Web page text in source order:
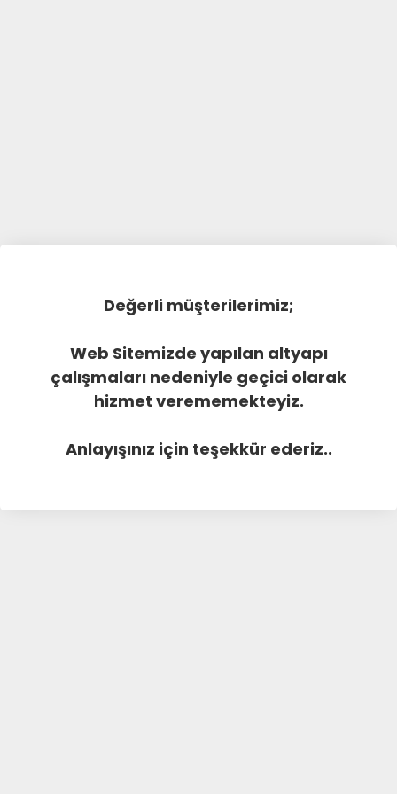
Değerli müşterilerimiz;
Web Sitemizde yapılan altyapı
çalışmaları nedeniyle geçici olarak
hizmet verememekteyiz.
Anlayışınız için teşekkür ederiz..